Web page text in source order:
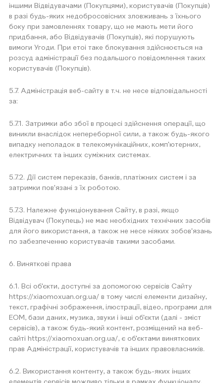
іншими Відвідувачами (Покупцями), користувачів (Покупців)
в разі будь-яких недобросовісних зловживань з їхнього
боку при замовленнях товару, що не мають мети його
придбання, або Відвідувачів (Покупців), які порушують
вимоги Угоди. При етоі таке блокування здійснюється на
розсуд адміністрації без подальшого повідомлення таких
користувачів (Покупців).
5.7. Адміністрація веб-сайту в т.ч. не несе відповідальності
за:
5.7.1. Затримки або збої в процесі здійснення операції, що
виникли внаслідок непереборної сили, а також будь-якого
випадку неполадок в телекомунікаційних, комп'ютерних,
електричних та інших суміжних системах.
5.7.2. Дії систем переказів, банків, платіжних систем і за
затримки пов'язані з їх роботою.
5.7.3. Належне функціонування Сайту, в разі, якщо
Відвідувач (Покупець) не має необхідних технічних засобів
для його використання, а також не несе ніяких зобов'язань
по забезпеченню користувачів такими засобами.
6. Виняткові права
6.1. Всі об'єкти, доступні за допомогою сервісів Сайту
https://xiaomoxuan.org.ua/ в тому числі елементи дизайну,
текст, графічні зображення, ілюстрації, відео, програми для
ЕОМ, бази даних, музика, звуки і інші об'єкти (далі - зміст
сервісів), а також будь-який контент, розміщений на веб-
сайті https://xiaomoxuan.org.ua/, є об'єктами виняткових
прав Адміністрації, користувачів та інших правовласників.
6.2. Використання контенту, а також будь-яких інших